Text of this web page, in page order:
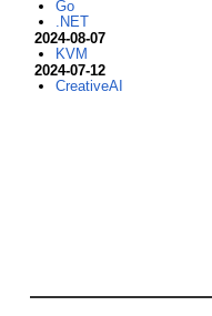
Go
.NET
2024-08-07
KVM
2024-07-12
CreativeAI